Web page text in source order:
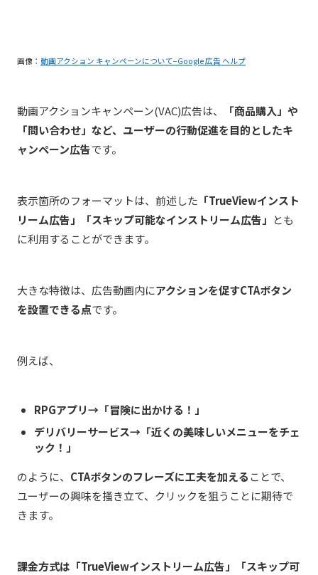
画像： 動画アクション キャンペーンについて−Google 広告 ヘルプ
動画アクションキャンペーン(VAC)広告は、
「商品購入」や
「問い合わせ」など、ユーザーの行動促進を目的としたキ
ャンペーン広告です。
表示箇所のフォーマットは、前述した 「TrueViewインスト
リーム広告」「スキップ可能なインストリーム広告」 とも
に利用することができます。
大きな特徴は、広告動画内にアクションを促すCTAボタン
を設置できる点です。
例えば、
RPGアプリ→「冒険に出かける！」
デリバリーサービス→「近くの美味しいメニューをチェ
ック！」
のように、 CTAボタンのフレーズに工夫を加えることで、
ユーザーの興味を掻き立て、クリックを狙うことに期待で
きます。
課金方式は「TrueViewインストリーム広告」「スキップ可